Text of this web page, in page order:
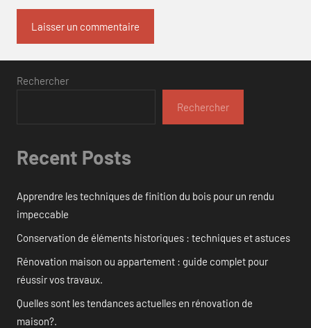
Rechercher
Rechercher
Recent Posts
Apprendre les techniques de finition du bois pour un rendu
impeccable
Conservation de éléments historiques : techniques et astuces
Rénovation maison ou appartement : guide complet pour
réussir vos travaux.
Quelles sont les tendances actuelles en rénovation de
maison?.